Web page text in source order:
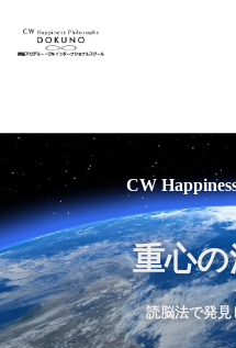
CW
重心
読脳法で発見